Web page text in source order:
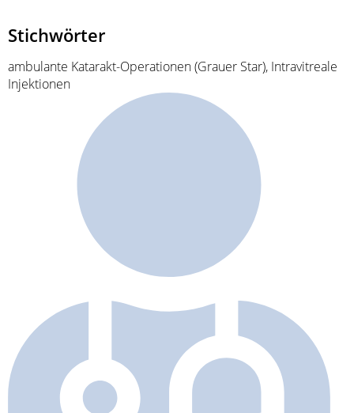
Stichwörter
ambulante Katarakt-Operationen (Grauer Star), Intravitreale
Injektionen